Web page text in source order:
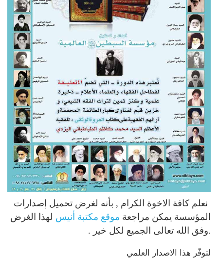
نعلم كافة الاخوة الكرام , بأنه لغرض تحميل إصدارات
المؤسسة يمكن مراجعة موقع مكتبة أنيس لهذا الغرض
.وفق الله تعالى الجميع لكل خير .
لتوفّر هذا الاصدار العلمي